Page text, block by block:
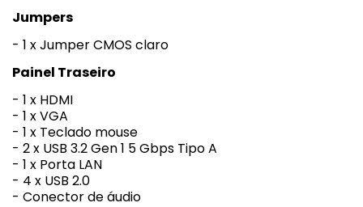
Jumpers
- 1 x Jumper CMOS claro
Painel Traseiro
- 1 x HDMI
- 1 x VGA
- 1 x Teclado mouse
- 2 x USB 3.2 Gen 1 5 Gbps Tipo A
- 1 x Porta LAN
- 4 x USB 2.0
- Conector de áudio